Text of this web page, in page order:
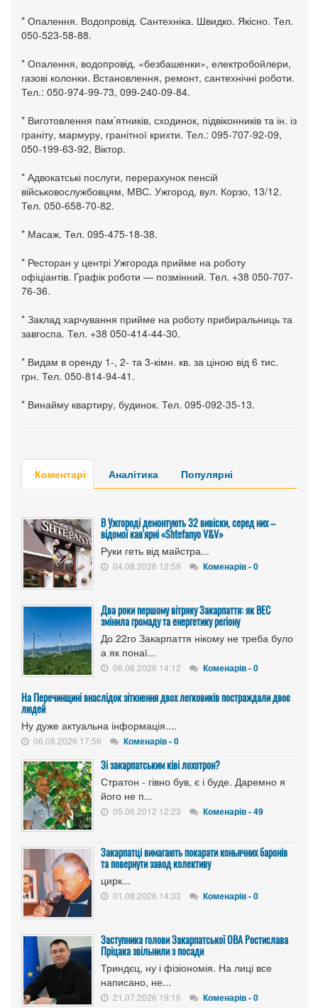
* Опалення. Водопровід. Сантехніка. Швидко. Якісно. Тел.
050-523-58-88.
* Опалення, водопровід, «безбашенки», електробойлери,
газові колонки. Встановлення, ремонт, сантехнічні роботи.
Тел.: 050-974-99-73, 099-240-09-84.
* Виготовлення пам’ятників, сходинок, підвіконників та ін. із
граніту, мармуру, гранітної крихти. Тел.: 095-707-92-09,
050-199-63-92, Віктор.
* Адвокатські послуги, перерахунок пенсій
військовослужбовцям, МВС. Ужгород, вул. Корзо, 13/12.
Тел. 050-658-70-82.
* Масаж. Тел. 095-475-18-38.
* Ресторан у центрі Ужгорода прийме на роботу
офіціантів. Графік роботи — позмінний. Тел. +38 050-707-
76-36.
* Заклад харчування прийме на роботу прибиральниць та
завгоспа. Тел. +38 050-414-44-30.
* Видам в оренду 1-, 2- та 3-кімн. кв. за ціною від 6 тис.
грн. Тел. 050-814-94-41.
* Винайму квартиру, будинок. Тел. 095-092-35-13.
Коментарі Аналітика Популярні
В Ужгороді демонтують 32 вивіски, серед них –
відомої кав'ярні «Shtefanyo V&V»
Руки геть від майстра...
04.08.2026 12:59 Коменарів - 0
Два роки першому вітряку Закарпаття: як ВЕС
змінила громаду та енергетику регіону
До 22го Закарпаття нікому не треба було
а як понаї...
06.08.2026 14:12 Коменарів - 0
На Перечинщині внаслідок зіткнення двох легковиків постраждали двоє
людей
Ну дуже актуальна інформація....
06.08.2026 17:56 Коменарів - 0
Зі закарпатським ківі лохотрон?
Стратон - гівно був, є і буде. Даремно я
його не п...
05.06.2012 12:23 Коменарів - 49
Закарпатці вимагають покарати коньячних баронів
та повернути завод колективу
цирк...
01.08.2026 14:33 Коменарів - 0
Заступника голови Закарпатської ОВА Ростислава
Пріцака звільнили з посади
Триндєц, ну і фізіономія. На лиці все
написано, не...
21.07.2026 19:16 Коменарів - 0